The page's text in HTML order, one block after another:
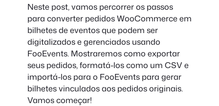
Neste post, vamos percorrer os passos
para converter pedidos WooCommerce em
bilhetes de eventos que podem ser
digitalizados e gerenciados usando
FooEvents. Mostraremos como exportar
seus pedidos, formatá-los como um CSV e
importá-los para o FooEvents para gerar
bilhetes vinculados aos pedidos originais.
Vamos começar!